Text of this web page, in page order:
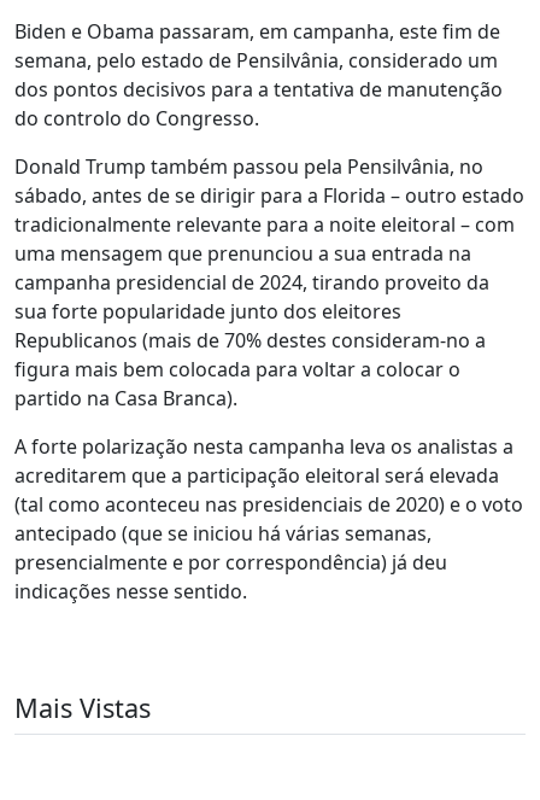
Biden e Obama passaram, em campanha, este fim de
semana, pelo estado de Pensilvânia, considerado um
dos pontos decisivos para a tentativa de manutenção
do controlo do Congresso.
Donald Trump também passou pela Pensilvânia, no
sábado, antes de se dirigir para a Florida – outro estado
tradicionalmente relevante para a noite eleitoral – com
uma mensagem que prenunciou a sua entrada na
campanha presidencial de 2024, tirando proveito da
sua forte popularidade junto dos eleitores
Republicanos (mais de 70% destes consideram-no a
figura mais bem colocada para voltar a colocar o
partido na Casa Branca).
A forte polarização nesta campanha leva os analistas a
acreditarem que a participação eleitoral será elevada
(tal como aconteceu nas presidenciais de 2020) e o voto
antecipado (que se iniciou há várias semanas,
presencialmente e por correspondência) já deu
indicações nesse sentido.
Mais Vistas